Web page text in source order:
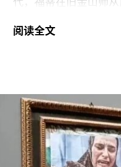
代，福蒂在旧金山师
品系列“舞蹈构造”（
顿（Steve Paxton）
同创立了贾德森舞蹈
Theater），其成员在
发展轨迹。多年后，
阅读全文